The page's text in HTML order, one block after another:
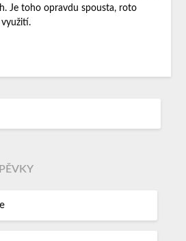
Je toho opravdu spousta, roto